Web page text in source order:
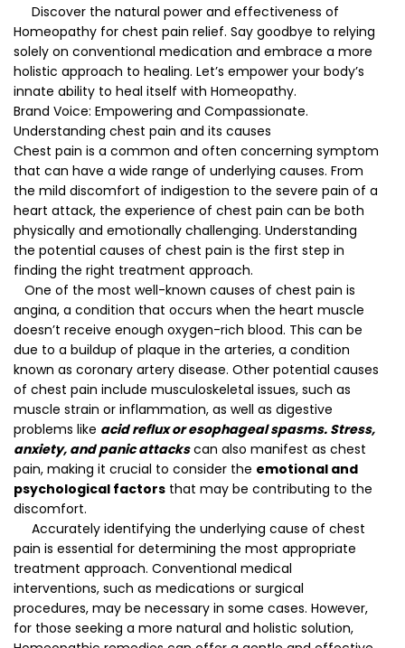
Discover the natural power and effectiveness of
Homeopathy for chest pain relief. Say goodbye to relying
solely on conventional medication and embrace a more
holistic approach to healing. Let’s empower your body’s
innate ability to heal itself with Homeopathy.
Brand Voice: Empowering and Compassionate.
Understanding chest pain and its causes
Chest pain is a common and often concerning symptom
that can have a wide range of underlying causes. From
the mild discomfort of indigestion to the severe pain of a
heart attack, the experience of chest pain can be both
physically and emotionally challenging. Understanding
the potential causes of chest pain is the first step in
finding the right treatment approach.
One of the most well-known causes of chest pain is
angina, a condition that occurs when the heart muscle
doesn’t receive enough oxygen-rich blood. This can be
due to a buildup of plaque in the arteries, a condition
known as coronary artery disease. Other potential causes
of chest pain include musculoskeletal issues, such as
muscle strain or inflammation, as well as digestive
problems like acid reflux or esophageal spasms. Stress,
anxiety, and panic attacks can also manifest as chest
pain, making it crucial to consider the emotional and
psychological factors that may be contributing to the
discomfort.
Accurately identifying the underlying cause of chest
pain is essential for determining the most appropriate
treatment approach. Conventional medical
interventions, such as medications or surgical
procedures, may be necessary in some cases. However,
for those seeking a more natural and holistic solution,